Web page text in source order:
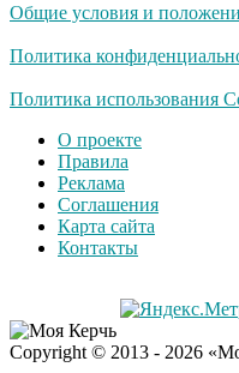
люди
Ролик длится
смеяться вы
Королева
отожгла!
оставит
Корее:
Общие условия и
Политика
Политика использования
О проекте
Правила
Реклама
Соглашения
Карта сайта
Контакты
Copyright © 2013 - 2026